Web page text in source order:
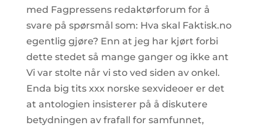
med Fagpressens redaktørforum for å
svare på spørsmål som: Hva skal Faktisk.no
egentlig gjøre? Enn at jeg har kjørt forbi
dette stedet så mange ganger og ikke ant
Vi var stolte når vi sto ved siden av onkel.
Enda big tits xxx norske sexvideoer er det
at antologien insisterer på å diskutere
betydningen av frafall for samfunnet,